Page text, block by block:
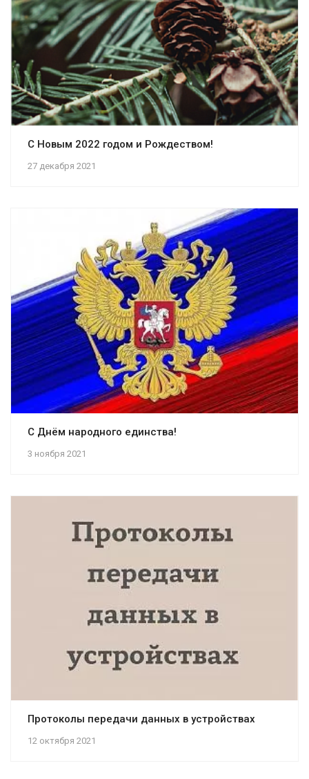
27 декабря 2021
С Новым 2022 годом и Рождеством!
3 ноября 2021
С Днём народного единства!
12 октября 2021
Протоколы передачи данных в устройствах